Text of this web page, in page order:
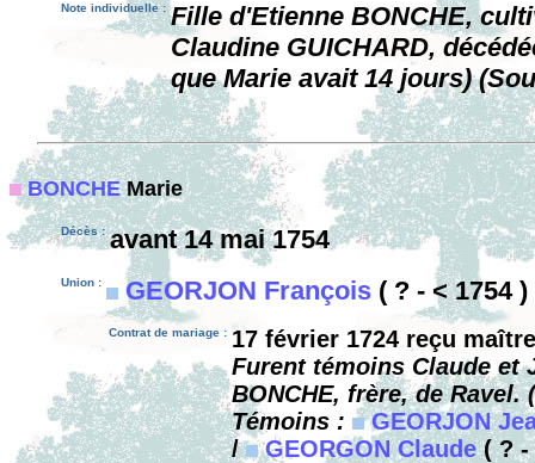
Note individuelle : Fille d'Etienne BONCHE,
Claudine GUICHARD,
que Marie avait 14 jours)
BONCHEMarie
Décès : avant 14 mai 1754
Union : GEORJON François ( ? - < 1754 )
Contrat de mariage : 17 février 1724 reçu
Furent témoins Claude et
BONCHE, frère, de Ravel.
Témoins :
GEORJON
/
GEORGON Claude( ? -